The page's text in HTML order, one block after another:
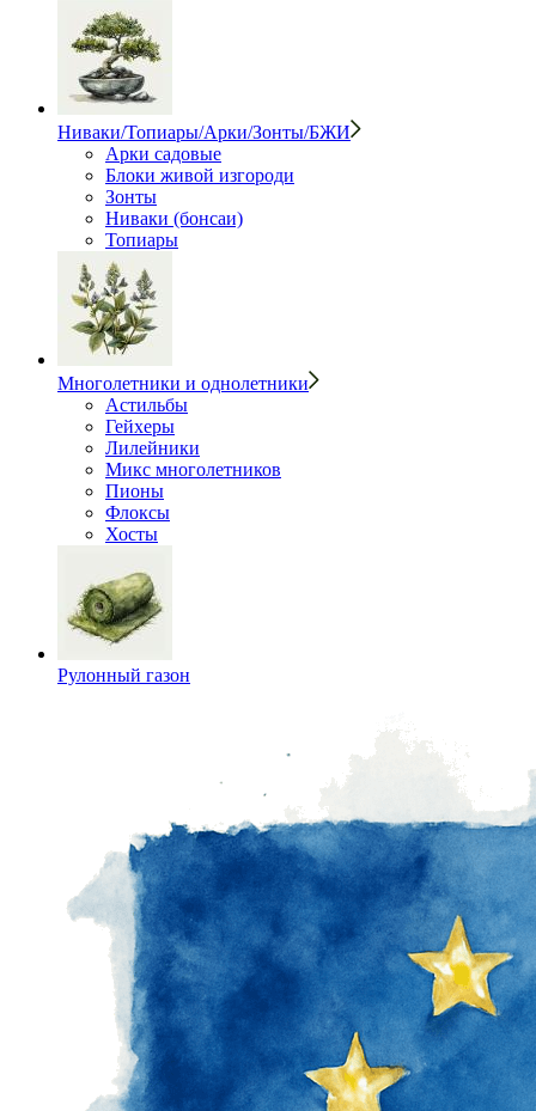
Ниваки/Топиары/Арки/Зонты/БЖИ
Арки садовые
Блоки живой изгороди
Зонты
Ниваки (бонсаи)
Топиары
Многолетники и однолетники
Астильбы
Гейхеры
Лилейники
Микс многолетников
Пионы
Флоксы
Хосты
Рулонный газон